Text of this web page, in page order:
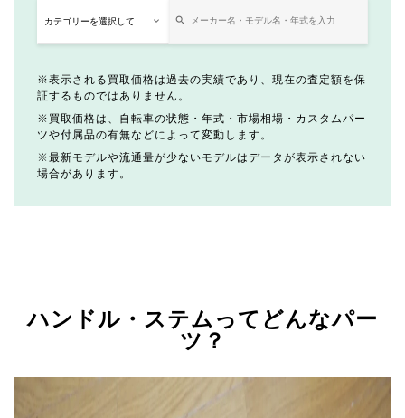
表示される買取価格は過去の実績であり、現在の査定額を保
証するものではありません。
買取価格は、自転車の状態・年式・市場相場・カスタムパー
ツや付属品の有無などによって変動します。
最新モデルや流通量が少ないモデルはデータが表示されない
場合があります。
ハンドル・ステムってどんなパー
ツ？